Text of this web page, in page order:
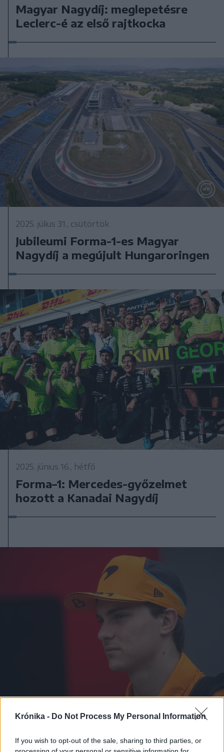
Krónika - Do Not Process My Personal Information
If you wish to opt-out of the sale, sharing to third parties, or
Magyar Nagydíj: meglepetésre
Leclerc-é az első rajtkocka
2025. július 31., csütörtök
Jubileumi Forma-1-es Magyar
Nagydíj a megújult Hungaroringen
2025. június 16., hétfő
Forma–1: Mercedes-győzelmet
hozott a Kanadai Nagydíj
2025. június 01., vasárnap
ünnepelhetett a McLaren